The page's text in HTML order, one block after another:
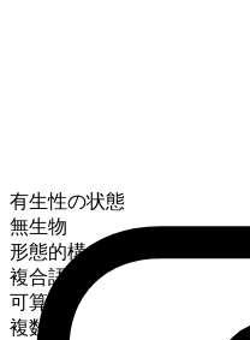
有生性の状態
無生物
形態的構成
複合語
可算
複数形